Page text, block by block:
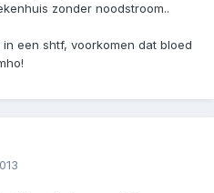
zonder noodstroom..
een shtf, voorkomen dat bloed